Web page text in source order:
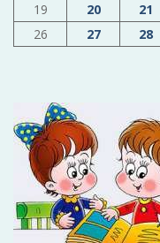
19
20 21
26
27 28